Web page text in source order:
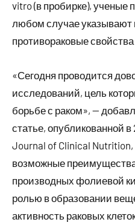
vitro (в пробирке), ученые
любом случае указывают
противораковые
«Сегодня проводится
исследований, цель
борьбе с раком», —
статье, опубликованной в
Journal of Clinical Nutrition,
возможные
производных фолиевой
ролью в образовании
активность раковых